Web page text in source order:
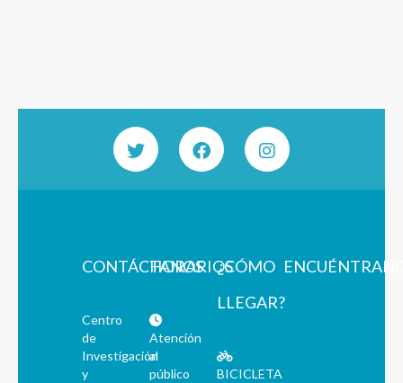
CONTÁCTANOS
Centro
de
Investigación
y
HORARIOS
Atención
al
público
¿CÓMO
LLEGAR?
BICICLETA